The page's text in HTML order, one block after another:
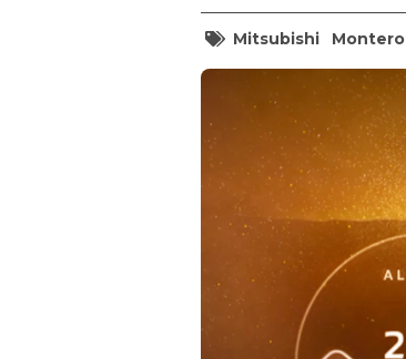
Mitsubishi Montero